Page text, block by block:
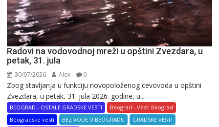
Radovi na vodovodnoj mreži u opštini Zvezdara, u
petak, 31. jula
30/07/2026 Alex 0
Zbog stavljanja u funkciju novopoloženog cevovoda u opštini
Zvezdara, u petak, 31. jula 2026. godine, u...
BEOGRAD - OSTALE GRADSKE VESTI
Beograd - Vesti Beograd
Beogradske vesti
BEZ VODE U BEOGRADU
GRADSKE VESTI